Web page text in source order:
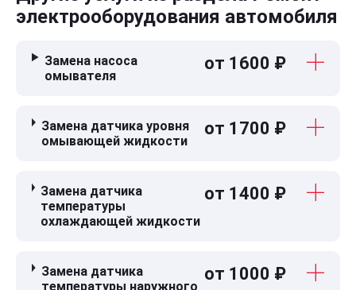
электрооборудования автомобиля
Замена насоса
омывателя
от 1600 ₽
Замена датчика уровня
омывающей жидкости
от 1700 ₽
Замена датчика
температуры
охлаждающей жидкости
от 1400 ₽
Замена датчика
температуры наружного
от 1000 ₽